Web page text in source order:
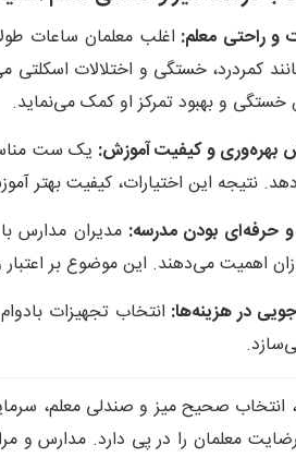
اغلب معلمان ساعات
کمردرد، خستگی و اختلالات اسکلتی
و بهبود تمرکز او کمک می‌نماید.
یک ست
نتیجه این اختیارات، کیفیت
مدیران مدارس
اهمیت می‌دهند. این موضوع بر
انتخاب تجهیزات
انتخاب صحیح میز و صندلی معلم،
معلمان را در پی دارد. مدارس و